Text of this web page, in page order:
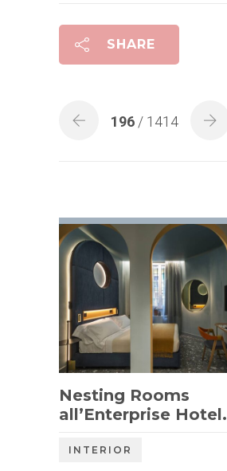
SHARE
196 / 1414
Nesting Rooms
all’Enterprise Hotel.
INTERIOR